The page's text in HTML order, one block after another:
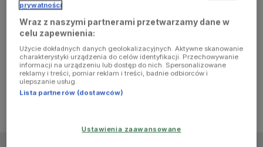
console for
more
information)
prywatności
Wraz z naszymi partnerami przetwarzamy dane w
celu zapewnienia:
Użycie dokładnych danych geolokalizacyjnych. Aktywne skanowanie
charakterystyki urządzenia do celów identyfikacji. Przechowywanie
informacji na urządzeniu lub dostęp do nich. Spersonalizowane
reklamy i treści, pomiar reklam i treści, badnie odbiorców i
ulepszanie usług.
Lista partnerów (dostawców)
Ustawienia zaawansowane